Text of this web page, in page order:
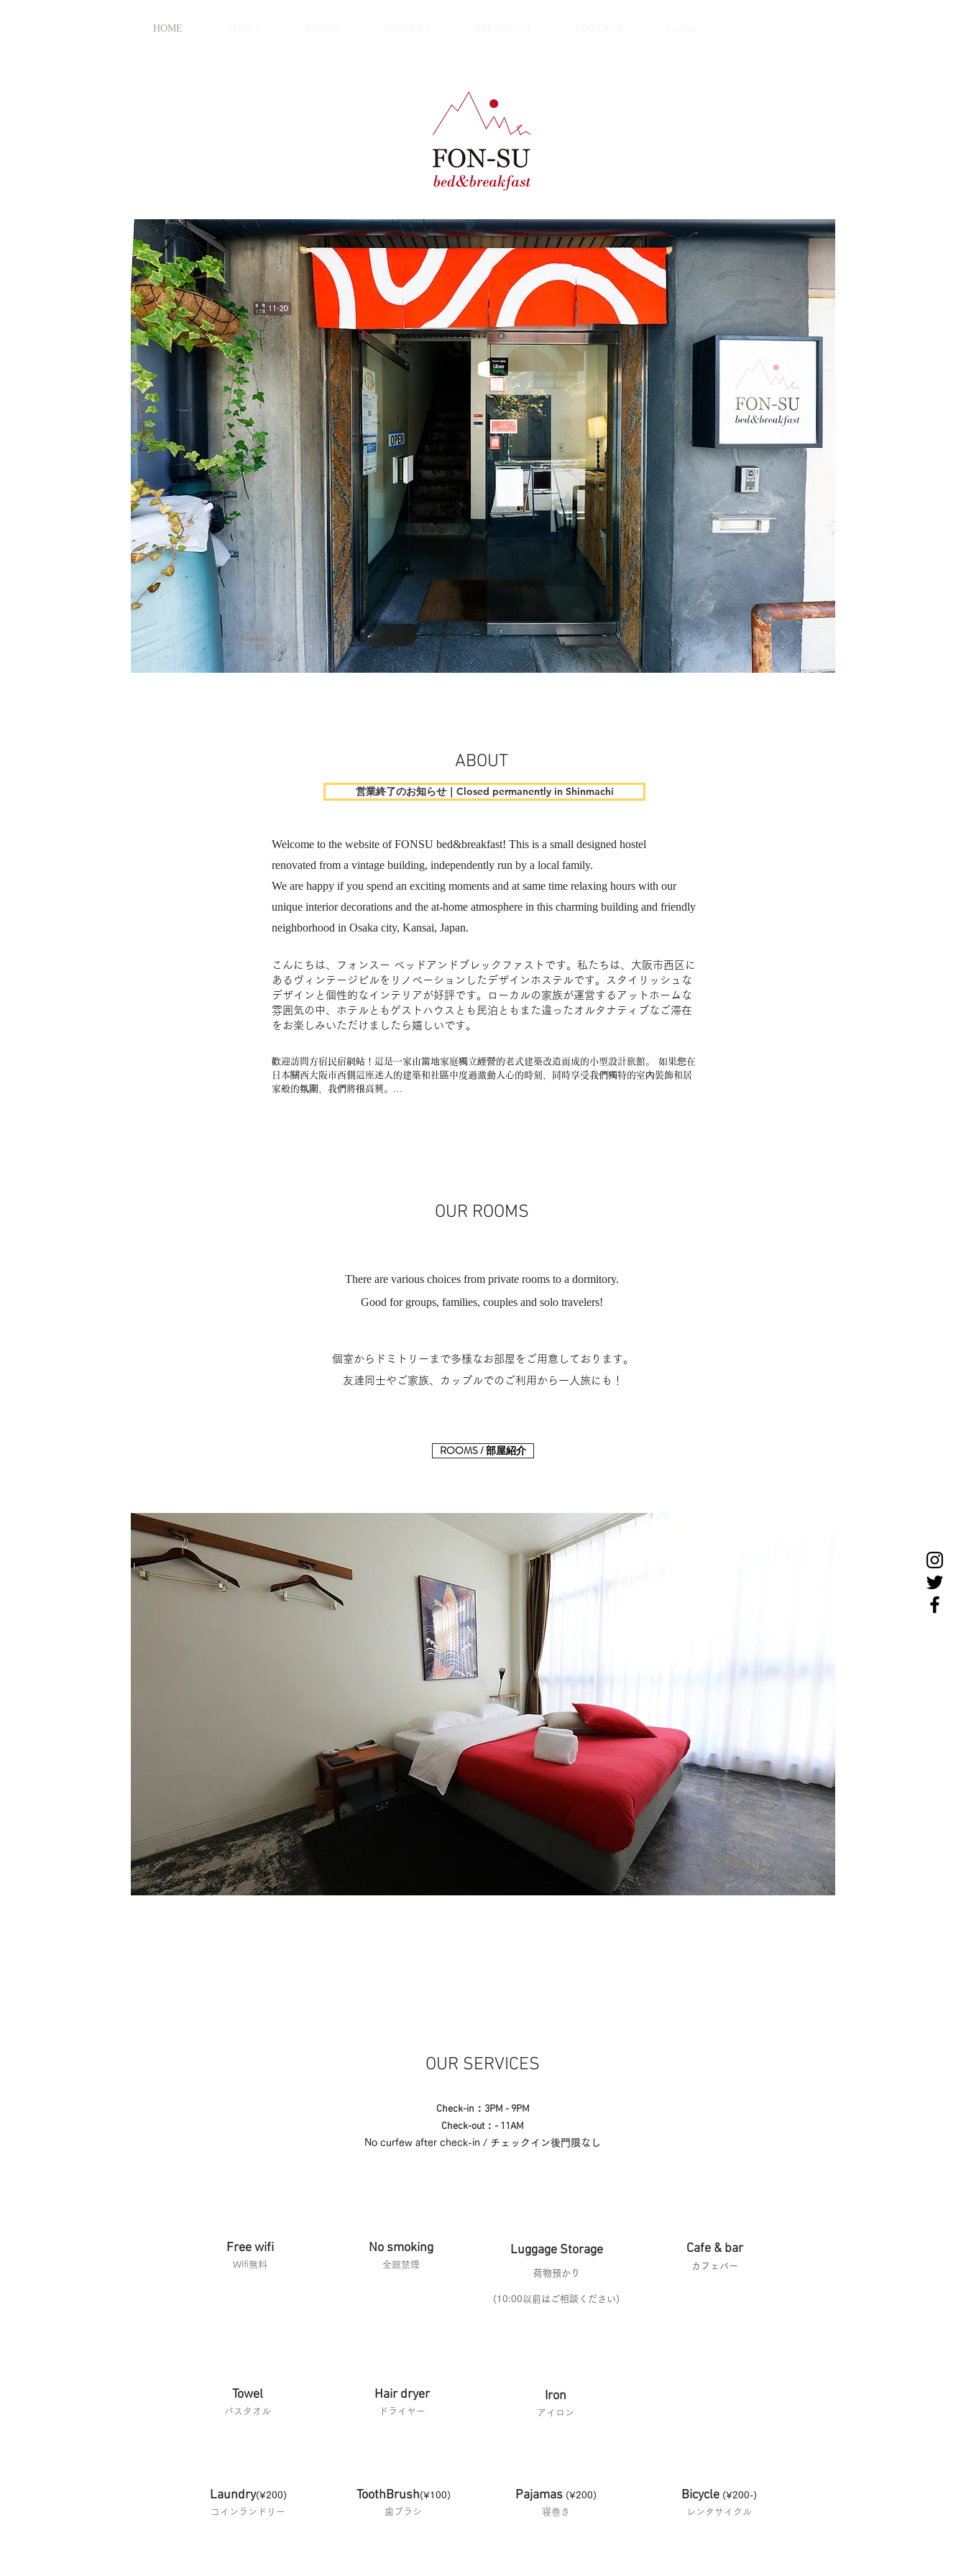
HOME
ABOUT
営業終了のお知らせ｜Closed permanently in Shinmachi
Welcome to the website of FONSU bed&breakfast! This is a small designed hostel
renovated from a vintage building, independently run by a local family.
We are happy if you spend an exciting moments and at same time relaxing hours with our
unique interior decorations and the at-home atmosphere in this charming building and friendly
neighborhood in Osaka city, Kansai, Japan.
こんにちは、フォンスー ベッドアンドブレックファストです。 私たちは、大阪市西区に
あるヴィンテージビルをリノベーションしたデザインホステルです。
スタイリッシュな
デザインと個性的なインテリアが好評です。ローカルの家族が運営するアットホームな
雰囲気の中、ホテルともゲストハウスとも民泊ともまた違ったオルタナティブなご滞在
をお楽しみいただけましたら嬉しいです。
歡迎訪問方宿民宿網站！這是一家由當地家庭獨立經營的老式建築改造而成的小型設計旅館。 如果您在
日本關西大阪市西側這座迷人的建築和社區中度過激動人心的時刻，同時享受我們獨特的室內裝飾和居
家般的氛圍，我們將很高興。
OUR ROOMS
There are various choices from private rooms to a dormitory.
Good for groups, families, couples and solo travelers!
個室からドミトリーまで多様なお部屋をご用意しております。
友達同士やご家族、カップルでのご利用から一人旅にも！
ROOMS / 部屋紹介
OUR SERVICES
Check-in：3PM - 9PM
Check-out：- 11AM
No curfew after check-in / チェックイン後門限なし
Free wifi
Wifi無料
Towel
​バスタオル
Laundry(¥200)
​コインランドリー
No smoking
全館禁煙
Hair dryer
​ドライヤー
ToothBrush(¥100)
​歯ブラシ
Luggage Storage
​荷物預かり
(10:00以前はご相談ください)
Iron
​アイロン
Pajamas(¥200)
​寝巻き
Cafe & bar
​カフェバー
Bicycle(¥200-)
レンタサイクル